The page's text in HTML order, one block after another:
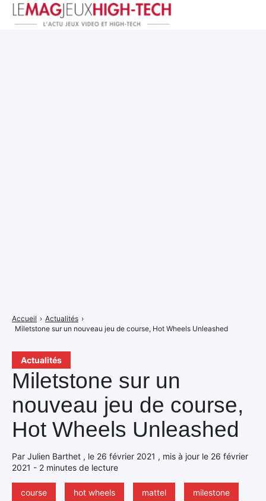
Actualités
Miletstone sur un
nouveau jeu de course,
Hot Wheels Unleashed
Par Julien Barthet , le 26 février 2021 , mis à jour le 26 février
2021 - 2 minutes de lecture
course hot wheels mattel milestone
Accueil › Actualités ›
Miletstone sur un nouveau jeu de course, Hot Wheels Unleashed